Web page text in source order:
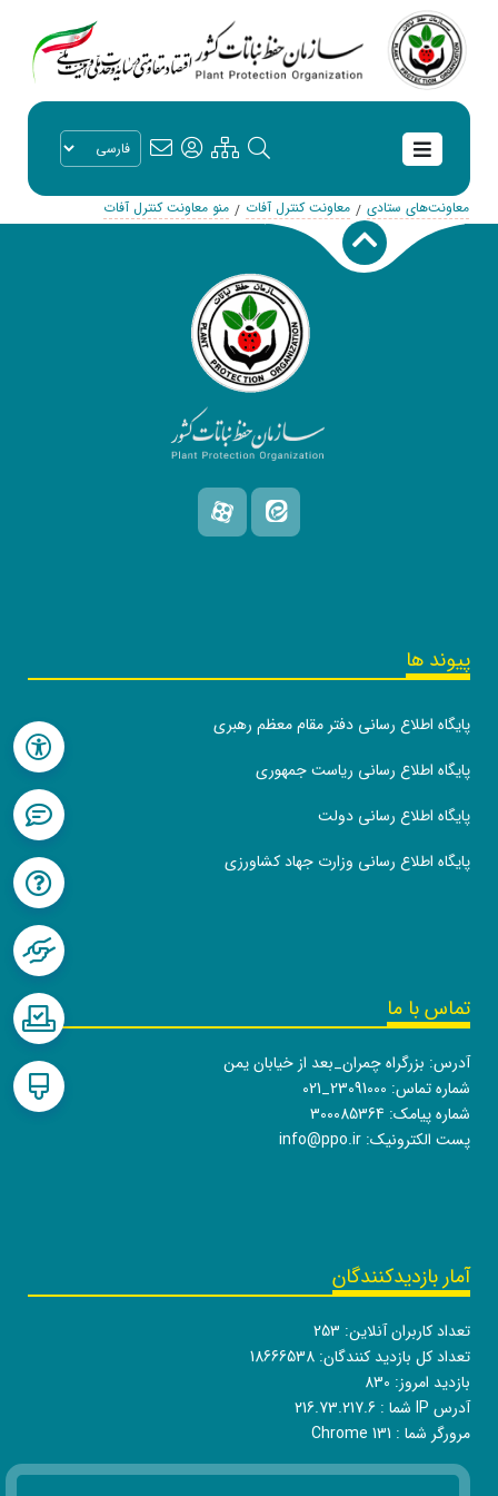
معاونت‌های ستادی معاونت کنترل آفات منو معاونت کنترل آفات
پیوند ها
پایگاه اطلاع رسانی دفتر مقام معظم رهبری
پایگاه اطلاع رسانی ریاست جمهوری
پایگاه اطلاع رسانی دولت
پایگاه اطلاع رسانی وزارت جهاد کشاورزی
تماس با ما
آدرس: بزرگراه چمران_بعد از خیابان یمن
شماره تماس: 021_23091000
شماره پیامک: 300085364
پست الکترونیک: info@ppo.ir
آمار بازدیدکنندگان
تعداد کاربران آنلاین: 253
تعداد کل بازدید کنندگان: 18666538
بازدید امروز: 830
آدرس IP شما :
216.73.217.6
مرورگر شما : Chrome 131